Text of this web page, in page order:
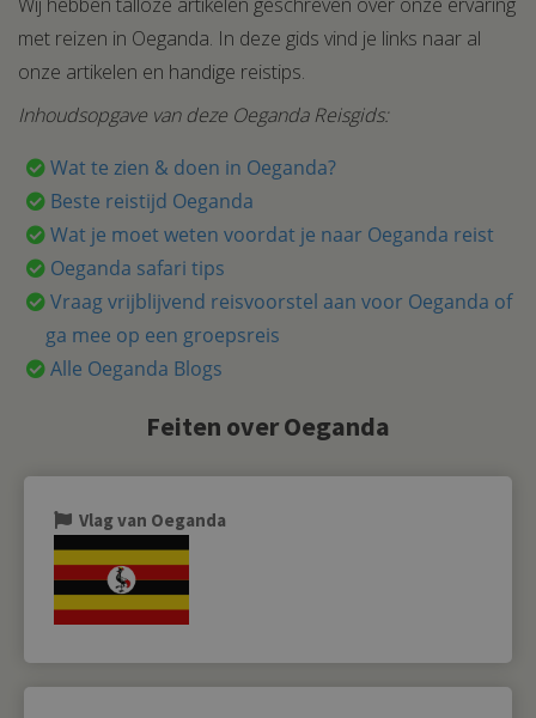
met reizen in Oeganda. In deze gids vind je links naar al
onze artikelen en handige reistips.
Inhoudsopgave van deze Oeganda Reisgids:
Wat te zien & doen in Oeganda?
Beste reistijd Oeganda
Wat je moet weten voordat je naar Oeganda reist
Oeganda safari tips
Vraag vrijblijvend reisvoorstel aan voor Oeganda of
ga mee op een groepsreis
Alle Oeganda Blogs
Feiten over Oeganda
Vlag van Oeganda